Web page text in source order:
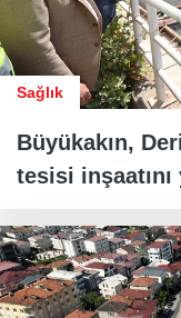
Sağlık
Büyükakın,
tesisi